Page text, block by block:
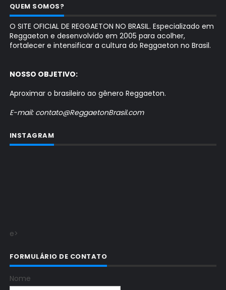
QUEM SOMOS?
O SITE OFICIAL DE REGGAETON NO BRASIL. Especializado em
Reggaeton e desenvolvido em 2005 para acolher,
fortalecer e intensificar a cultura do Reggaeton no Brasil.
NOSSO OBJETIVO:
Aproximar o brasileiro ao gênero Reggaeton.
E-mail: contato@ReggaetonBrasil.com
INSTAGRAM
e>
FORMULÁRIO DE CONTATO
Nome